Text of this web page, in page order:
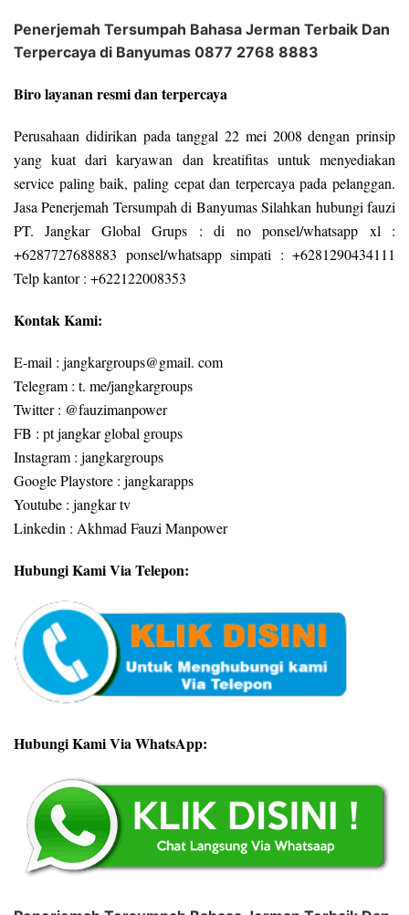
Penerjemah Tersumpah Bahasa Jerman Terbaik Dan
Terpercaya di Banyumas 0877 2768 8883
Biro layanan resmi dan terpercaya
Perusahaan didirikan pada tanggal 22 mei 2008 dengan prinsip
yang kuat dari karyawan dan kreatifitas untuk menyediakan
service paling baik, paling cepat dan terpercaya pada pelanggan.
Jasa Penerjemah Tersumpah di Banyumas Silahkan hubungi fauzi
PT. Jangkar Global Grups : di no ponsel/whatsapp xl :
+6287727688883 ponsel/whatsapp simpati : +6281290434111
Telp kantor : +622122008353
Kontak Kami:
E-mail : jangkargroups@gmail. com
Telegram : t. me/jangkargroups
Twitter : @fauzimanpower
FB : pt jangkar global groups
Instagram : jangkargroups
Google Playstore : jangkarapps
Youtube : jangkar tv
Linkedin : Akhmad Fauzi Manpower
Hubungi Kami Via Telepon:
Hubungi Kami Via WhatsApp: